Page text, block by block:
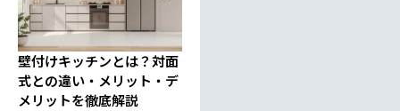
壁付けキッチンとは？対面
式との違い・メリット・デ
メリットを徹底解説